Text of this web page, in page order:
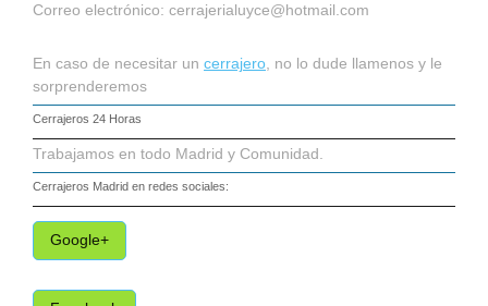
Correo electrónico: cerrajerialuyce@hotmail.com
En caso de necesitar un cerrajero , no lo dude llamenos y le
sorprenderemos
Cerrajeros 24 Horas
Trabajamos en todo Madrid y Comunidad.
Cerrajeros Madrid en redes sociales:
Google+